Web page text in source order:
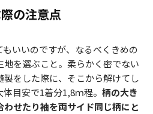
の注意点
いいのですが、なるべくきめの
を選ぶこと。柔らかく密でない
をした際に、そこから解けてし
目安で1着分1,8ｍ程。 柄の大き
せたり袖を両サイド同じ柄にと